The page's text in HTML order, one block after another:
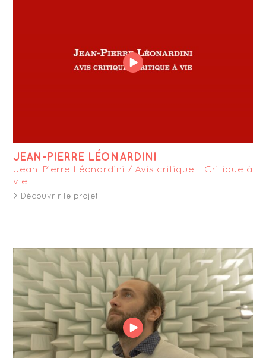
JEAN-PIERRE LÉONARDINI
Jean-Pierre Léonardini / Avis critique - Critique à
vie
> Découvrir le projet